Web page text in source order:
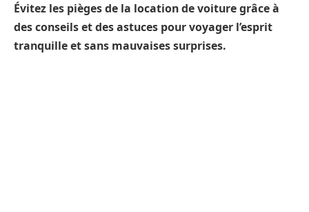
Évitez les pièges de la location de voiture grâce à
des conseils et des astuces pour voyager l’esprit
tranquille et sans mauvaises surprises.